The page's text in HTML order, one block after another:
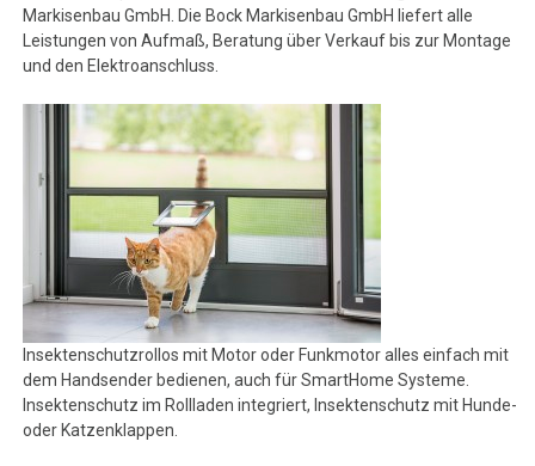
Markisenbau GmbH. Die Bock Markisenbau GmbH liefert alle
Leistungen von Aufmaß, Beratung über Verkauf bis zur Montage
und den Elektroanschluss.
Insektenschutzrollos mit Motor oder Funkmotor alles einfach mit
dem Handsender bedienen, auch für SmartHome Systeme.
Insektenschutz im Rollladen integriert, Insektenschutz mit Hunde-
oder Katzenklappen.